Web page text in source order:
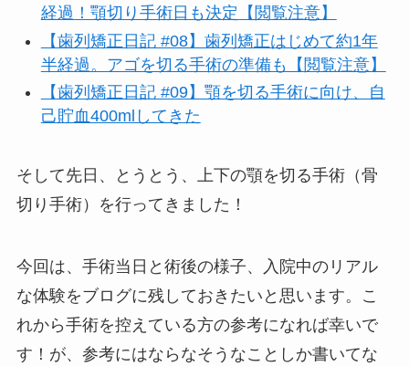
経過！顎切り手術日も決定【閲覧注意】
【歯列矯正日記 #08】歯列矯正はじめて約1年
半経過。アゴを切る手術の準備も【閲覧注意】
【歯列矯正日記 #09】顎を切る手術に向け、自
己貯血400mlしてきた
そして先日、とうとう、上下の顎を切る手術（骨
切り手術）を行ってきました！
今回は、手術当日と術後の様子、入院中のリアル
な体験をブログに残しておきたいと思います。こ
れから手術を控えている方の参考になれば幸いで
す！が、参考にはならなそうなことしか書いてな